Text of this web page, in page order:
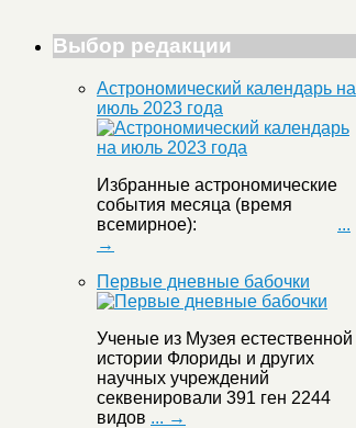
Выбор редакции
Астрономический календарь на
июль 2023 года
Избранные астрономические
события месяца (время
всемирное): ...
→
Первые дневные бабочки
Ученые из Музея естественной
истории Флориды и других
научных учреждений
секвенировали 391 ген 2244
видов ... →